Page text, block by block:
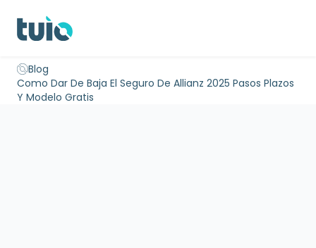
Seguro hogar propietarios
Inicio
Blog
Como Dar De Baja El Seguro De Allianz 2025 Pasos Plazos
Y Modelo Gratis